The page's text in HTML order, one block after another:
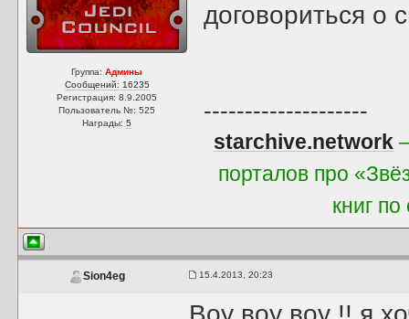
Группа:Админы
Сообщений: 16235
Регистрация: 8.9.2005
Пользователь №: 525
Награды:5
договориться о
--------------------
starchive.network
порталов про
книг
Sion4eg 15.4.2013, 20:23